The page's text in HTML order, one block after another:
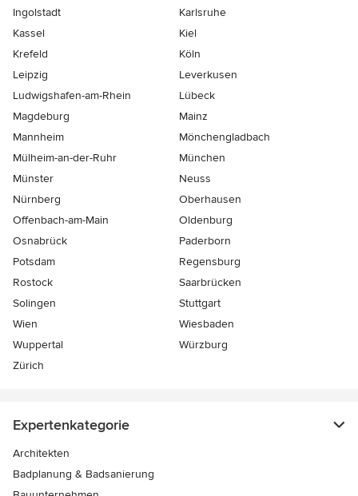
Ingolstadt
Karlsruhe
Kassel
Kiel
Krefeld
Köln
Leipzig
Leverkusen
Ludwigshafen-am-Rhein
Lübeck
Magdeburg
Mainz
Mannheim
Mönchen­gladbach
Mülheim-an-der-Ruhr
München
Münster
Neuss
Nürnberg
Oberhausen
Offenbach-am-Main
Oldenburg
Osnabrück
Paderborn
Potsdam
Regensburg
Rostock
Saarbrücken
Solingen
Stuttgart
Wien
Wiesbaden
Wuppertal
Würzburg
Zürich
Expertenkategorie
Architekten
Badplanung & Badsanierung